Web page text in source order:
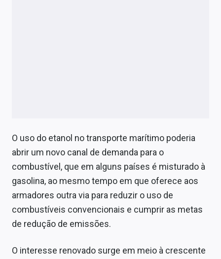
Sobre
Expediente
Contato
O uso do etanol no transporte marítimo poderia
abrir um novo canal de demanda para o
combustível, que em alguns países é misturado à
gasolina, ao mesmo tempo em que oferece aos
armadores outra via para reduzir o uso de
combustíveis convencionais e cumprir as metas
de redução de emissões.
O interesse renovado surge em meio à crescente